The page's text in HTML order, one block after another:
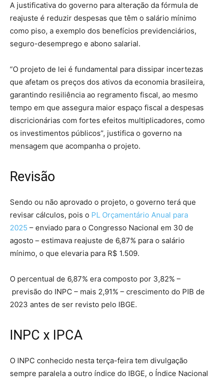
A justificativa do governo para alteração da fórmula de
reajuste é reduzir despesas que têm o salário mínimo
como piso, a exemplo dos benefícios previdenciários,
seguro-desemprego e abono salarial.
“O projeto de lei é fundamental para dissipar incertezas
que afetam os preços dos ativos da economia brasileira,
garantindo resiliência ao regramento fiscal, ao mesmo
tempo em que assegura maior espaço fiscal a despesas
discricionárias com fortes efeitos multiplicadores, como
os investimentos públicos”, justifica o governo na
mensagem que acompanha o projeto.
Revisão
Sendo ou não aprovado o projeto, o governo terá que
revisar cálculos, pois o PL Orçamentário Anual para
2025 – enviado para o Congresso Nacional em 30 de
agosto – estimava reajuste de 6,87% para o salário
mínimo, o que elevaria para R$ 1.509.
O percentual de 6,87% era composto por 3,82% –
previsão do INPC – mais 2,91% – crescimento do PIB de
2023 antes de ser revisto pelo IBGE.
INPC x IPCA
O INPC conhecido nesta terça-feira tem divulgação
sempre paralela a outro índice do IBGE, o Índice Nacional